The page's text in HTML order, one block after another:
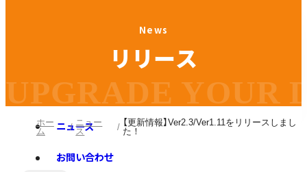
マニュアル
ニュース
お問い合わせ
News
リ リース
UPGRADE YOUR
ホー
ム
ニュー
ス
【更新情報】Ver2.3/Ver1.11をリリースしまし
た！